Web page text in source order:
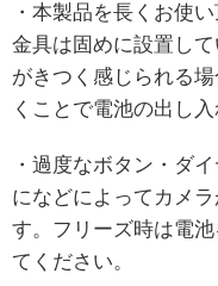
・本製品を長くお使
金具は固めに設置し
がきつく感じられる
くことで電池の出し
・過度なボタン・ダ
になどによってカメ
す。フリーズ時は電
てください。